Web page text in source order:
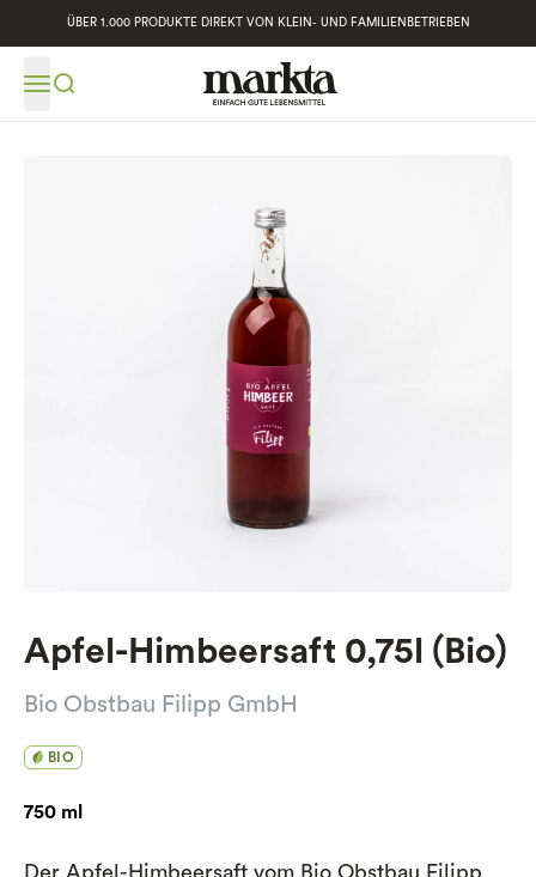
ÜBER 1.000 PRODUKTE DIREKT VON KLEIN- UND FAMILIENBETRIEBEN
Apfel-Himbeersaft 0,75l (Bio)
Bio Obstbau Filipp GmbH
BIO
750 ml
Der Apfel-Himbeersaft vom Bio Obstbau Filipp